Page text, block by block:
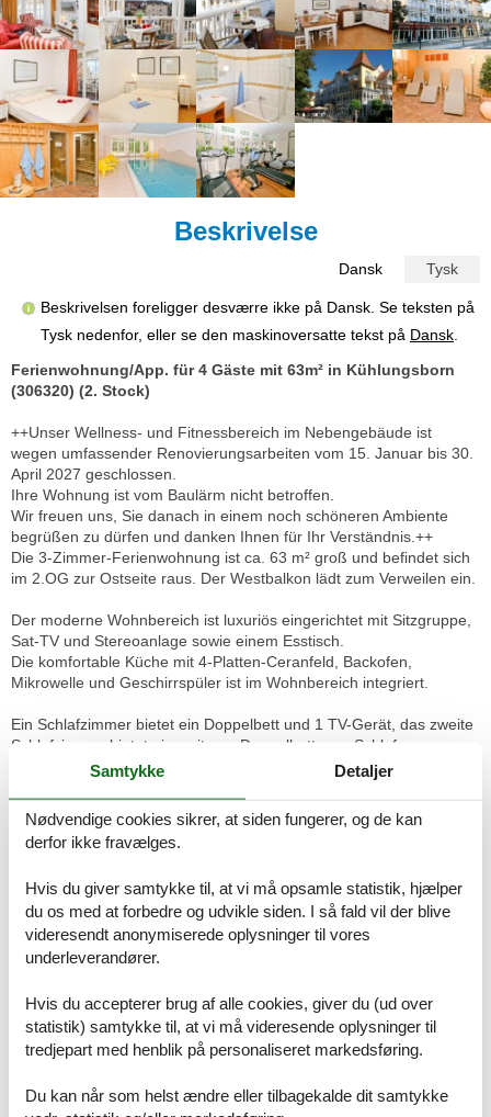
Beskrivelse
Dansk Tysk
Beskrivelsen foreligger desværre ikke på Dansk. Se teksten på
Tysk nedenfor, eller se den maskinoversatte tekst på Dansk
Ferienwohnung/App. für 4 Gäste mit 63m² in Kühlungsborn
(306320) (2. Stock)
++Unser Wellness- und Fitnessbereich im Nebengebäude ist
wegen umfassender Renovierungsarbeiten vom 15. Januar bis 30.
April 2027 geschlossen.
Ihre Wohnung ist vom Baulärm nicht betroffen.
Wir freuen uns, Sie danach in einem noch schöneren Ambiente
begrüßen zu dürfen und danken Ihnen für Ihr Verständnis.++
Die 3-Zimmer-Ferienwohnung ist ca. 63 m² groß und befindet sich
im 2.OG zur Ostseite raus. Der Westbalkon lädt zum Verweilen ein.
Der moderne Wohnbereich ist luxuriös eingerichtet mit Sitzgruppe,
Sat-TV und Stereoanlage sowie einem Esstisch.
Die komfortable Küche mit 4-Platten-Ceranfeld, Backofen,
Mikrowelle und Geschirrspüler ist im Wohnbereich integriert.
Ein Schlafzimmer bietet ein Doppelbett und 1 TV-Gerät, das zweite
Schlafzimmer bietet ein weiteres Doppelbett zum Schlafen.
Das Duschbad/WC rundet die moderne Ferienwohnung ab.
Hotspot. Haustiere sind nicht zugelassen.
Wartungsarbeiten geschlossen.
Das Schwimmbad, die Sauna, sowie der Fitnessraum sind nicht
Bestandteil des Mietvertrages, dürfen jedoch kostenfrei genutzt
werden.
Ihnen steht der Stellplatz 23 zur Verfügung.
Bitte beachten Sie, dass es in der Hauptsaison erforderlich ist
lückenlos zu buchen oder zwischen den Buchungen einen
Mindestzeitraum von 7, 10 oder 14 Übernachtungen frei zu lassen.
Übernachtungen.
Samtykke Detaljer
Nødvendige cookies sikrer, at siden fungerer, og de kan
derfor ikke fravælges.
Hvis du giver samtykke til, at vi må opsamle statistik, hjælper
du os med at forbedre og udvikle siden. I så fald vil der blive
videresendt anonymiserede oplysninger til vores
underleverandører.
Hvis du accepterer brug af alle cookies, giver du (ud over
statistik) samtykke til, at vi må videresende oplysninger til
tredjepart med henblik på personaliseret markedsføring.
Du kan når som helst ændre eller tilbagekalde dit samtykke